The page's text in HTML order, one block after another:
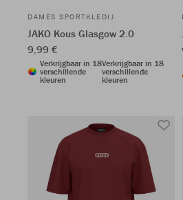
DAMES SPORTKLEDIJ
JAKO Kous Glasgow 2.0
9,99 €
Verkrijgbaar in 18
verschillende
kleuren
Verkrijgbaar in 18
verschillende
kleuren